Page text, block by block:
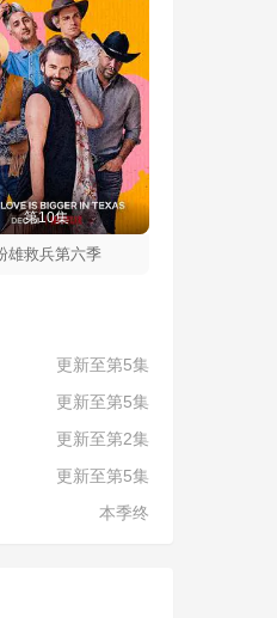
第10集
雄救兵第六季
更新至第5集
更新至第5集
更新至第2集
更新至第5集
本季终